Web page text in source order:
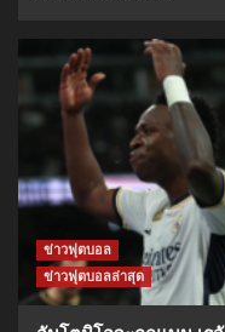
ข่าวฟุตบอล
ข่าวฟุตบอลล่าสุด